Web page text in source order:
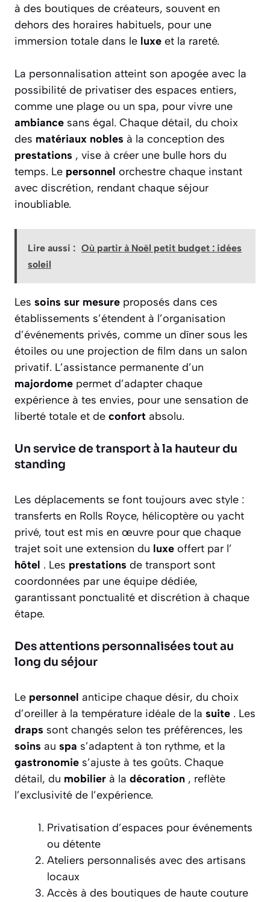
à des boutiques de créateurs, souvent en
dehors des horaires habituels, pour une
immersion totale dans le luxe et la rareté.
La personnalisation atteint son apogée avec la
possibilité de privatiser des espaces entiers,
comme une plage ou un spa, pour vivre une
ambiance sans égal. Chaque détail, du choix
des matériaux nobles à la conception des
prestations , vise à créer une bulle hors du
temps. Le personnel orchestre chaque instant
avec discrétion, rendant chaque séjour
inoubliable.
Lire aussi : Où partir à Noël petit budget : idées
soleil
Les soins sur mesure proposés dans ces
établissements s’étendent à l’organisation
d’événements privés, comme un dîner sous les
étoiles ou une projection de film dans un salon
privatif. L’assistance permanente d’un
majordome permet d’adapter chaque
expérience à tes envies, pour une sensation de
liberté totale et de confort absolu.
Un service de transport à la hauteur du
standing
Les déplacements se font toujours avec style :
transferts en Rolls Royce, hélicoptère ou yacht
privé, tout est mis en œuvre pour que chaque
trajet soit une extension du luxe offert par l’
hôtel . Les prestations de transport sont
coordonnées par une équipe dédiée,
garantissant ponctualité et discrétion à chaque
étape.
Des attentions personnalisées tout au
long du séjour
Le personnel anticipe chaque désir, du choix
d’oreiller à la température idéale de la suite . Les
draps sont changés selon tes préférences, les
soins au spa s’adaptent à ton rythme, et la
gastronomie s’ajuste à tes goûts. Chaque
détail, du mobilier à la décoration , reflète
l’exclusivité de l’expérience.
Privatisation d’espaces pour événements
ou détente
Ateliers personnalisés avec des artisans
locaux
Accès à des boutiques de haute couture